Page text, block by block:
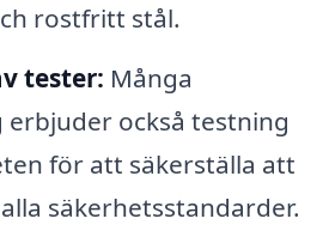
rostfritt stål.
tester: Många
också testning
för att säkerställa att
säkerhetsstandarder.